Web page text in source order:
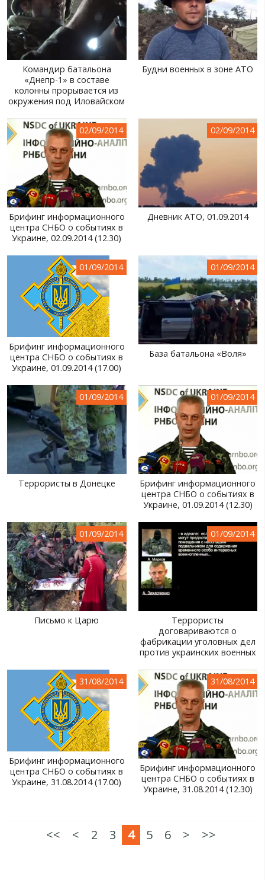
Командир батальона
«Днепр-1» в составе
колонны прорывается из
окружения под Иловайском
Будни военных в зоне АТО
02/09/2014
Брифинг информационного
центра СНБО о событиях в
Украине, 02.09.2014 (12.30)
02/09/2014
Дневник АТО, 01.09.2014
01/09/2014
Брифинг информационного
центра СНБО о событиях в
Украине, 01.09.2014 (17.00)
01/09/2014
База батальона «Воля»
01/09/2014
Террористы в Донецке
01/09/2014
Брифинг информационного
центра СНБО о событиях в
Украине, 01.09.2014 (12.30)
01/09/2014
Письмо к Царю
01/09/2014
Террористы
договариваются о
фабрикации уголовных дел
против украинских военных
31/08/2014
Брифинг информационного
центра СНБО о событиях в
Украине, 31.08.2014 (17.00)
31/08/2014
Брифинг информационного
центра СНБО о событиях в
Украине, 31.08.2014 (12.30)
<< < 2 3 4 5 6 > >>